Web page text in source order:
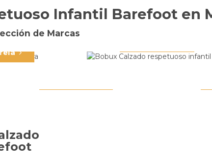
Infantil Barefoot en
de Marcas
libertad del
Barefoot
Pequeños Exploradores
Slipstop